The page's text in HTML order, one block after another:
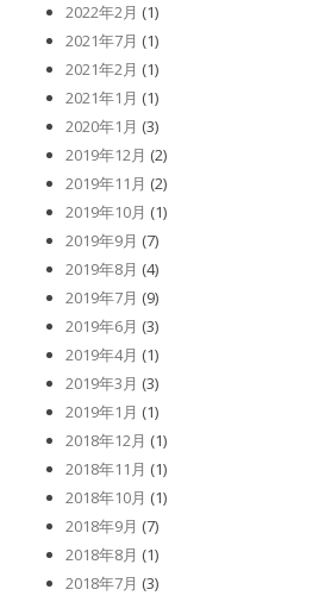
2022年2月 (1)
2021年7月 (1)
2021年2月 (1)
2021年1月 (1)
2020年1月 (3)
2019年12月 (2)
2019年11月 (2)
2019年10月 (1)
2019年9月 (7)
2019年8月 (4)
2019年7月 (9)
2019年6月 (3)
2019年4月 (1)
2019年3月 (3)
2019年1月 (1)
2018年12月 (1)
2018年11月 (1)
2018年10月 (1)
2018年9月 (7)
2018年8月 (1)
2018年7月 (3)